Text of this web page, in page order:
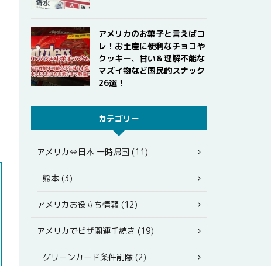
アメリカのお菓子と言えばコ
レ！お土産に便利なチョコや
クッキー、甘い＆理解不能な
マズイ物など国民的スナック
26選！
カテゴリー
アメリカ⇔日本 一時帰国 (11)
熊本 (3)
アメリカお役立ち情報 (12)
アメリカでビザ関連手続き (19)
グリーンカード条件削除 (2)